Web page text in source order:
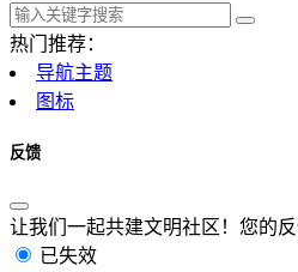
热门推荐：
导航主题
图标
反馈
让我们一起共建文明社区！您的反
已失效